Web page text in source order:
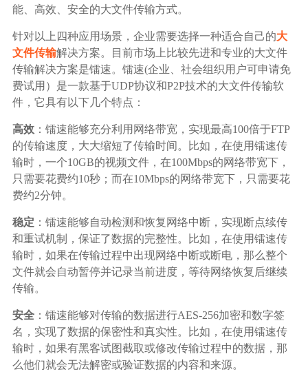
能、高效、安全的大文件传输方式。
针对以上四种应用场景，企业需要选择一种适合自己的大
文件传输解决方案。目前市场上比较先进和专业的大文件
传输解决方案是镭速。镭速(企业、社会组织用户可申请免
费试用）是一款基于UDP协议和P2P技术的大文件传输软
件，它具有以下几个特点：
高效：镭速能够充分利用网络带宽，实现最高100倍于FTP
的传输速度，大大缩短了传输时间。比如，在使用镭速传
输时，一个10GB的视频文件，在100Mbps的网络带宽下，
只需要花费约10秒；而在10Mbps的网络带宽下，只需要花
费约2分钟。
稳定 ：镭速能够自动检测和恢复网络中断，实现断点续传
和重试机制，保证了数据的完整性。比如，在使用镭速传
输时，如果在传输过程中出现网络中断或断电，那么整个
文件就会自动暂停并记录当前进度，等待网络恢复后继续
传输。
安全：镭速能够对传输的数据进行AES-256加密和数字签
名，实现了数据的保密性和真实性。比如，在使用镭速传
输时，如果有黑客试图截取或修改传输过程中的数据，那
么他们就会无法解密或验证数据的内容和来源。